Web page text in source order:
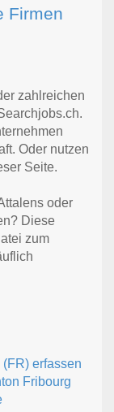
Firmen
zahlreichen
Oder nutzen
Seite.
oder
Diese
zum
erfassen
Fribourg